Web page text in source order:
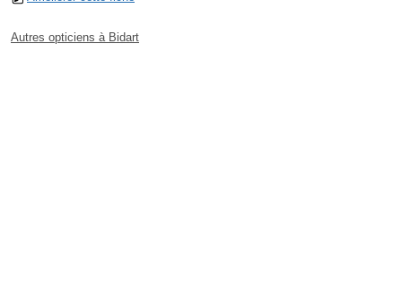
Autres opticiens à Bidart